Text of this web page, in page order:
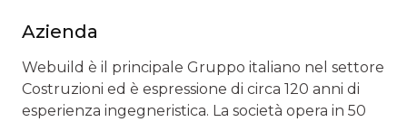
Azienda
Webuild è il principale Gruppo italiano nel settore
Costruzioni ed è espressione di circa 120 anni di
esperienza ingegneristica. La società opera in 50